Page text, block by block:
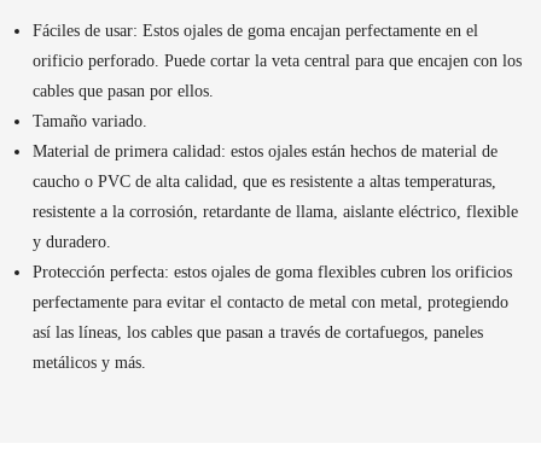
Fáciles de usar: Estos ojales de goma encajan perfectamente en el
orificio perforado. Puede cortar la veta central para que encajen con los
cables que pasan por ellos.
Tamaño variado.
Material de primera calidad: estos ojales están hechos de material de
caucho o PVC de alta calidad, que es resistente a altas temperaturas,
resistente a la corrosión, retardante de llama, aislante eléctrico, flexible
y duradero.
Protección perfecta: estos ojales de goma flexibles cubren los orificios
perfectamente para evitar el contacto de metal con metal, protegiendo
así las líneas, los cables que pasan a través de cortafuegos, paneles
metálicos y más.